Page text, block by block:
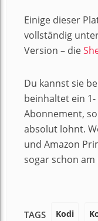
Einige dieser
vollständig
Version – die
Du kannst sie
beinhaltet ein
Abonnement,
absolut lohnt.
und Amazon
sogar schon am
TAGS Kodi